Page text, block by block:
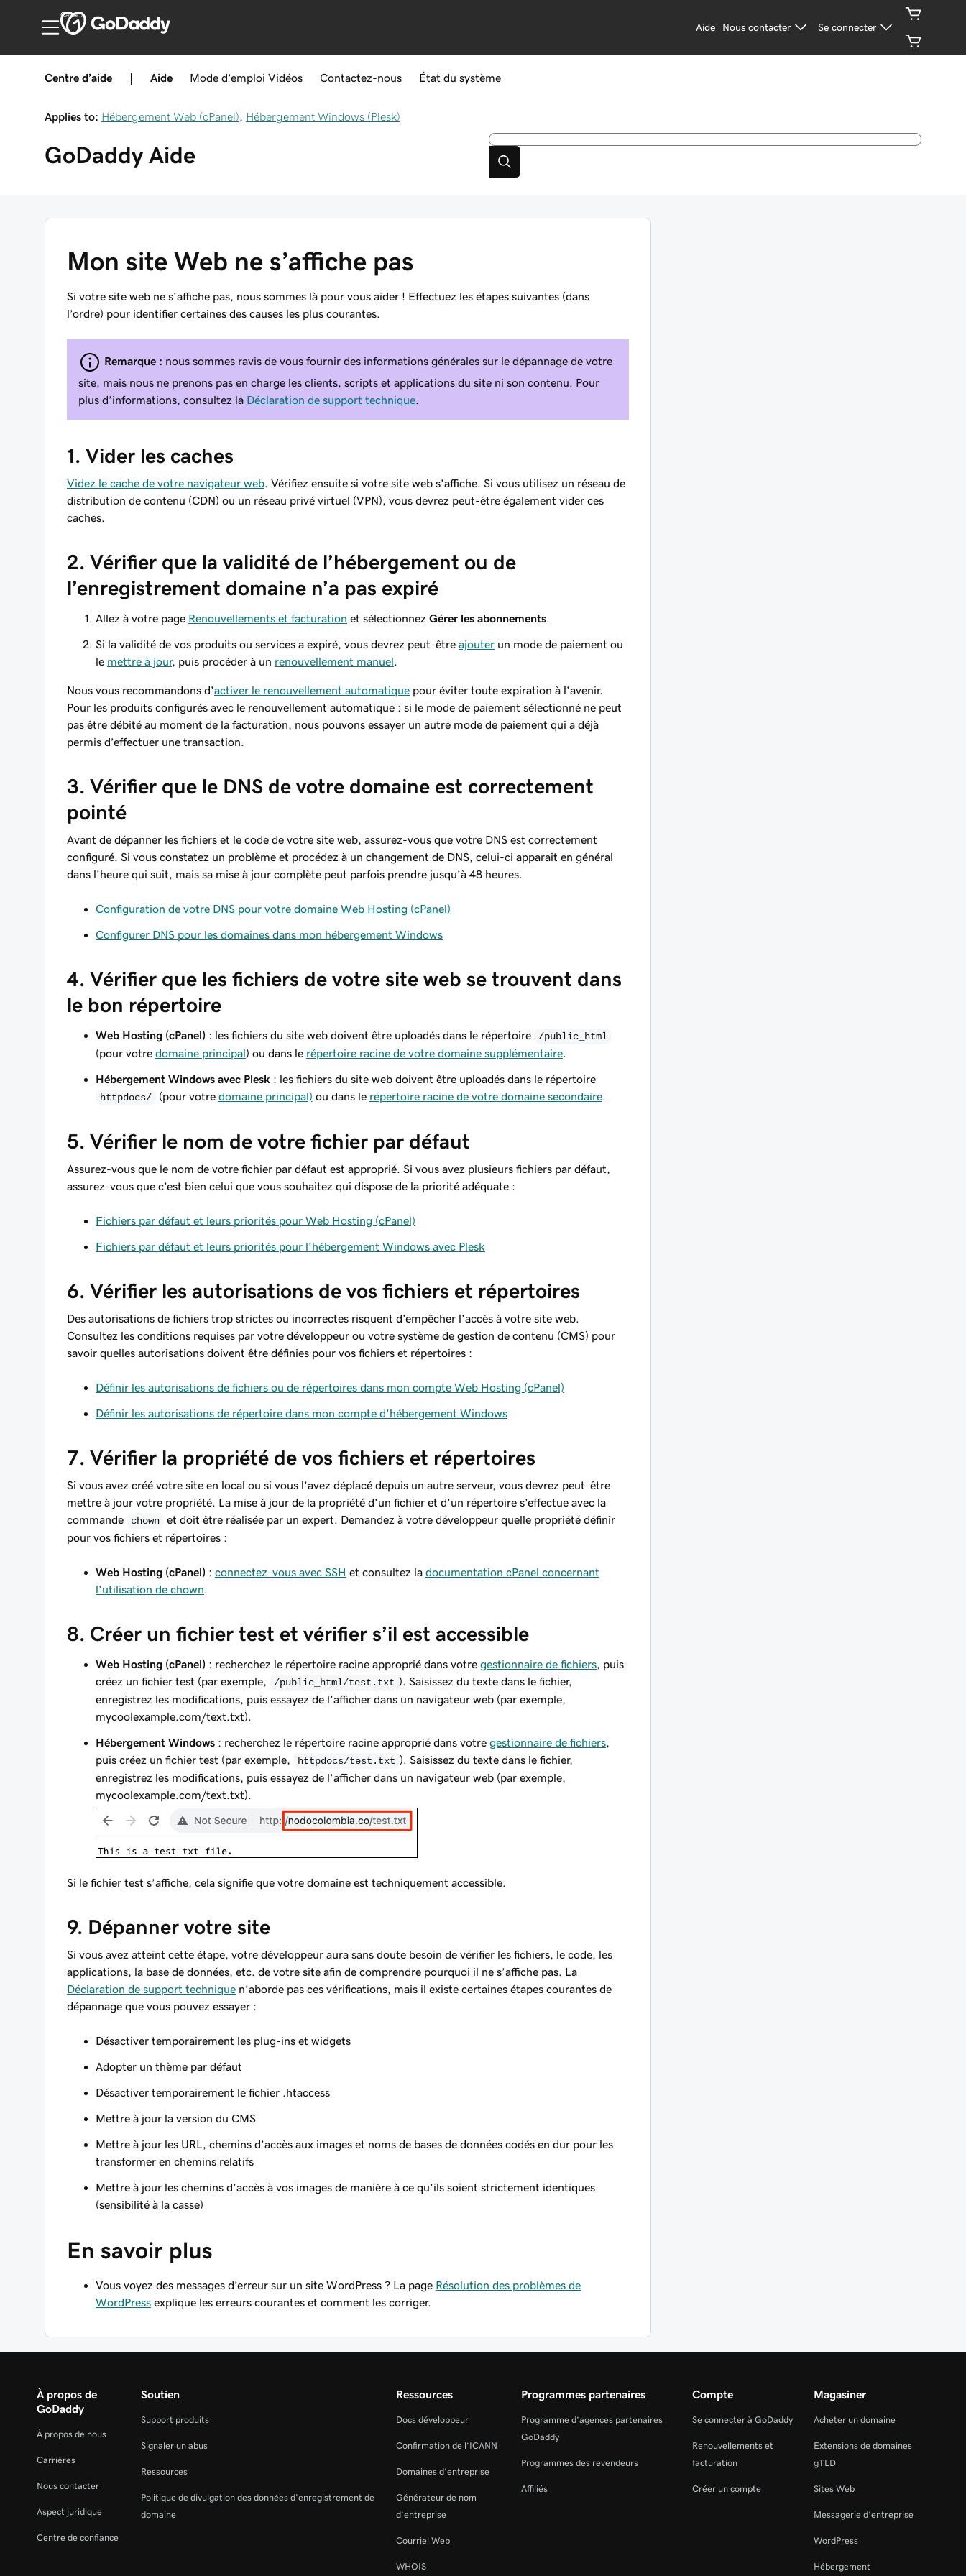
Canada
Aide Nous contacter Se connecter
Centre d’aide Aide Mode d’emploi Vidéos Contactez-nous État du système
Applies to: Hébergement Web (cPanel) Hébergement Windows (Plesk)
GoDaddy Aide
Mon site Web ne s’affiche pas
Si votre site web ne s’affiche pas, nous sommes là pour vous aider ! Effectuez les étapes suivantes (dans
l’ordre) pour identifier certaines des causes les plus courantes.
Remarque : nous sommes ravis de vous fournir des informations générales sur le dépannage de votre
site, mais nous ne prenons pas en charge les clients, scripts et applications du site ni son contenu. Pour
plus d’informations, consultez la Déclaration de support technique
1. Vider les caches
Videz le cache de votre navigateur web . Vérifiez ensuite si votre site web s’affiche. Si vous utilisez un réseau de
distribution de contenu (CDN) ou un réseau privé virtuel (VPN), vous devrez peut-être également vider ces
caches.
2. Vérifier que la validité de l’hébergement ou de
l’enregistrement domaine n’a pas expiré
Allez à votre page Renouvellements et facturation et sélectionnez Gérer les abonnements
Si la validité de vos produits ou services a expiré, vous devrez peut-être ajouter un mode de paiement ou
le mettre à jour, puis procéder à un renouvellement manuel
Nous vous recommandons d’activer le renouvellement automatique pour éviter toute expiration à l’avenir.
Pour les produits configurés avec le renouvellement automatique : si le mode de paiement sélectionné ne peut
pas être débité au moment de la facturation, nous pouvons essayer un autre mode de paiement qui a déjà
permis d’effectuer une transaction.
3. Vérifier que le DNS de votre domaine est correctement
pointé
Avant de dépanner les fichiers et le code de votre site web, assurez-vous que votre DNS est correctement
configuré. Si vous constatez un problème et procédez à un changement de DNS, celui-ci apparaît en général
dans l’heure qui suit, mais sa mise à jour complète peut parfois prendre jusqu’à 48 heures.
Configuration de votre DNS pour votre domaine Web Hosting (cPanel)
Configurer DNS pour les domaines dans mon hébergement Windows
4. Vérifier que les fichiers de votre site web se trouvent dans
le bon répertoire
Web Hosting (cPanel) : les fichiers du site web doivent être uploadés dans le répertoire
/public_html
(pour votre domaine principal) ou dans le répertoire racine de votre domaine supplémentaire
Hébergement Windows avec Plesk : les fichiers du site web doivent être uploadés dans le répertoire
httpdocs/
(pour votre domaine principal) ou dans le répertoire racine de votre domaine secondaire.
5. Vérifier le nom de votre fichier par défaut
Assurez-vous que le nom de votre fichier par défaut est approprié. Si vous avez plusieurs fichiers par défaut,
assurez-vous que c’est bien celui que vous souhaitez qui dispose de la priorité adéquate :
Fichiers par défaut et leurs priorités pour Web Hosting (cPanel)
Fichiers par défaut et leurs priorités pour l’hébergement Windows avec Plesk
6. Vérifier les autorisations de vos fichiers et répertoires
Des autorisations de fichiers trop strictes ou incorrectes risquent d’empêcher l’accès à votre site web.
Consultez les conditions requises par votre développeur ou votre système de gestion de contenu (CMS) pour
savoir quelles autorisations doivent être définies pour vos fichiers et répertoires :
Définir les autorisations de fichiers ou de répertoires dans mon compte Web Hosting (cPanel)
Définir les autorisations de répertoire dans mon compte d'hébergement Windows
7. Vérifier la propriété de vos fichiers et répertoires
Si vous avez créé votre site en local ou si vous l’avez déplacé depuis un autre serveur, vous devrez peut-être
mettre à jour votre propriété. La mise à jour de la propriété d’un fichier et d’un répertoire s’effectue avec la
commande
chown
et doit être réalisée par un expert. Demandez à votre développeur quelle propriété définir
pour vos fichiers et répertoires :
Web Hosting (cPanel) : connectez-vous avec SSH et consultez la documentation cPanel concernant
l’utilisation de chown
8. Créer un fichier test et vérifier s’il est accessible
Web Hosting (cPanel) : recherchez le répertoire racine approprié dans votre gestionnaire de fichiers , puis
créez un fichier test (par exemple,
/public_html/test.txt ). Saisissez du texte dans le fichier,
enregistrez les modifications, puis essayez de l’afficher dans un navigateur web (par exemple,
mycoolexample.com/text.txt).
Hébergement Windows : recherchez le répertoire racine approprié dans votre gestionnaire de fichiers
puis créez un fichier test (par exemple,
httpdocs/test.txt ). Saisissez du texte dans le fichier,
enregistrez les modifications, puis essayez de l’afficher dans un navigateur web (par exemple,
mycoolexample.com/text.txt).
Si le fichier test s’affiche, cela signifie que votre domaine est techniquement accessible
9. Dépanner votre site
Si vous avez atteint cette étape, votre développeur aura sans doute besoin de vérifier les fichiers, le code, les
applications, la base de données, etc. de votre site afin de comprendre pourquoi il ne s’affiche pas. La
Déclaration de support technique n’aborde pas ces vérifications, mais il existe certaines étapes courantes de
dépannage que vous pouvez essayer :
Désactiver temporairement les plug-ins et widgets
Adopter un thème par défaut
Désactiver temporairement le fichier .htaccess
Mettre à jour la version du CMS
Mettre à jour les URL, chemins d’accès aux images et noms de bases de données codés en dur pour les
transformer en chemins relatifs
Mettre à jour les chemins d’accès à vos images de manière à ce qu’ils soient strictement identiques
(sensibilité à la casse)
En savoir plus
Vous voyez des messages d’erreur sur un site WordPress ? La page Résolution des problèmes de
WordPress explique les erreurs courantes et comment les corriger.
À propos de
GoDaddy
À propos de nous
Carrières
Nous contacter
Aspect juridique
Centre de confiance
Soutien
Support produits
Signaler un abus
Ressources
Politique de divulgation des données d'enregistrement de
domaine
Ressources
Docs développeur
Confirmation de l’ICANN
Domaines d’entreprise
Générateur de nom
d’entreprise
Courriel Web
WHOIS
Programmes partenaires
Programme d’agences partenaires
GoDaddy
Programmes des revendeurs
Affiliés
Compte
Se connecter à GoDaddy
Renouvellements et
facturation
Créer un compte
Magasiner
Acheter un domaine
Extensions de domaines
gTLD
Sites Web
Messagerie d’entreprise
WordPress
Hébergement